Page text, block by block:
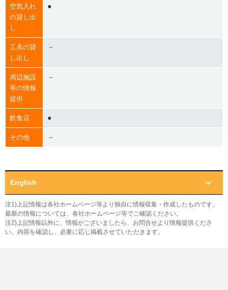
空気入れ
の貸し出
し
●
工具の貸
し出し
－
周辺施設
等の情報
提供
－
飲食店 ●
その他 －
English
注1)上記情報は各社ホームページ等より独自に情報収集・作成したものです。
最新の情報については、各社ホームページ等でご確認ください。
注2)上記情報以外に、情報がございましたら、お問合せより情報提供くださ
い。内容を確認し、必要に応じ掲載させていただきます。